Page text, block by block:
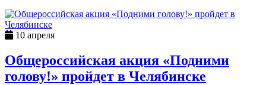
10 апреля
Общероссийская акция «Подними
голову!» пройдет в Челябинске